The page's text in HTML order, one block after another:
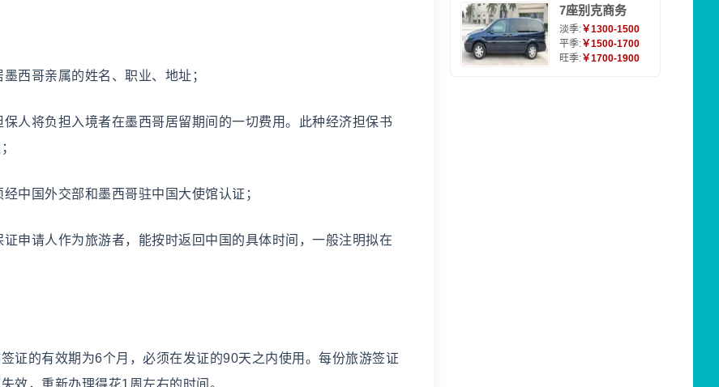
西哥亲属的姓名、职业、地址；
人将负担入境者在墨西哥居留期间的一切费用。此种经济担保书
中国外交部和墨西哥驻中国大使馆认证；
申请人作为旅游者，能按时返回中国的具体时间，一般注明拟在
证的有效期为6个月，必须在发证的90天之内使用。每份旅游签证
效，重新办理得花1周左右的时间。
7座别克商务
淡季:￥1300-1500
平季:￥1500-1700
旺季:￥1700-1900